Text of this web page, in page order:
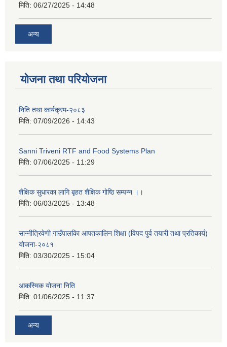
मिति: 06/27/2025 - 14:48
अन्य
योजना तथा परियोजना
निति तथा कार्यक्रम-२०८३
मिति: 07/09/2026 - 14:43
Sanni Triveni RTF and Food Systems Plan
मिति: 07/06/2025 - 11:29
शैक्षिक सुधारका लागि बृहत शैक्षिक गोष्ठि सम्पन्न ।।
मिति: 06/03/2025 - 13:48
सान्नीत्रिवेणी गाउँपालकिा आपतकालिन शिक्षा (विपद पुर्व तयारी तथा प्रतिकार्य)
योजना-२०८१
मिति: 03/30/2025 - 15:04
आकस्मिक योजना निति
मिति: 01/06/2025 - 11:37
अन्य